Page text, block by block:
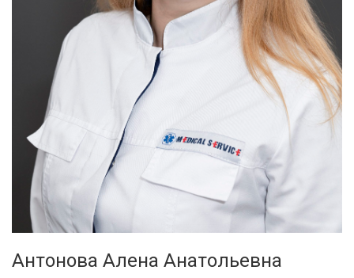
Антонова Алена Анатольевна